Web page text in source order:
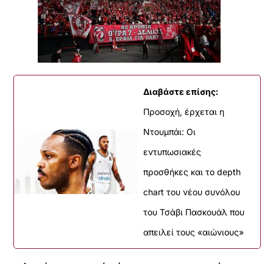
Διαβάστε επίσης:
Προσοχή, έρχεται η
Ντουμπάι: Οι
εντυπωσιακές
προσθήκες και το depth
chart του νέου συνόλου
του Τσάβι Πασκουάλ που
απειλεί τους «αιώνιους»